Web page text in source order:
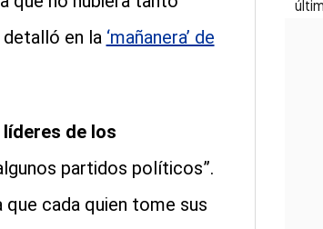
en la ‘mañanera’ de
líderes de los
partidos políticos”.
cada quien tome sus